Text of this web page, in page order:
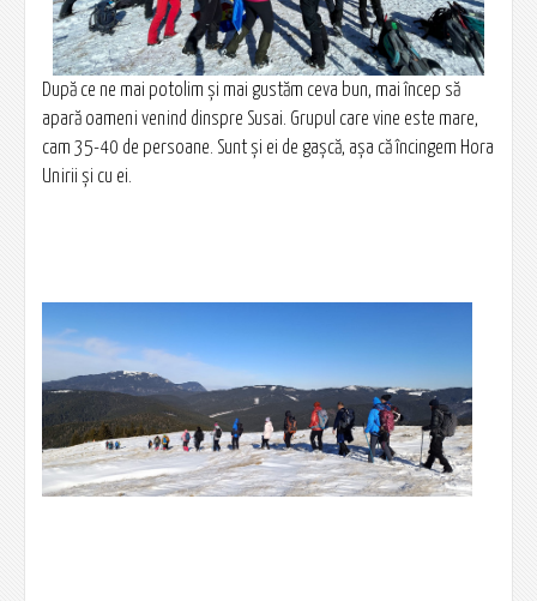
După ce ne mai potolim și mai gustăm ceva bun, mai încep să
apară oameni venind dinspre Susai. Grupul care vine este mare,
cam 35-40 de persoane. Sunt și ei de gașcă, așa că încingem Hora
Unirii și cu ei.